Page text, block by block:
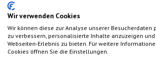
Wir verwenden Cookies
Wir können diese zur Analyse unserer Besucherdaten
zu verbessern, personalisierte Inhalte anzuzeigen
Webseiten-Erlebnis zu bieten. Für weitere
Cookies öffnen Sie die Einstellungen.